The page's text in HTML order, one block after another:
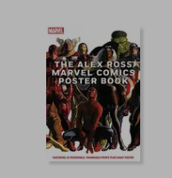
250,00 €